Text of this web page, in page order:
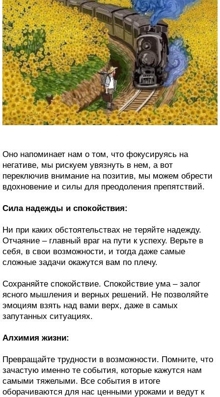
Оно напоминает нам о том, что фокусируясь на
негативе, мы рискуем увязнуть в нем, а вот
переключив внимание на позитив, мы можем обрести
вдохновение и силы для преодоления препятствий.
Сила надежды и спокойствия:
Ни при каких обстоятельствах не теряйте надежду.
Отчаяние – главный враг на пути к успеху. Верьте в
себя, в свои возможности, и тогда даже самые
сложные задачи окажутся вам по плечу.
Сохраняйте спокойствие. Спокойствие ума – залог
ясного мышления и верных решений. Не позволяйте
эмоциям взять над вами верх, даже в самых
запутанных ситуациях.
Алхимия жизни:
Превращайте трудности в возможности. Помните, что
зачастую именно те события, которые кажутся нам
самыми тяжелыми. Все события в итоге
оборачиваются для нас ценными уроками и ведут к